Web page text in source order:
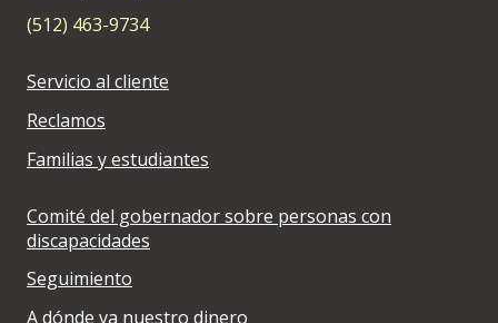
(512) 463-9734
Servicio al cliente
Reclamos
Familias y estudiantes
Comité del gobernador sobre personas con
discapacidades
Seguimiento
A dónde va nuestro dinero